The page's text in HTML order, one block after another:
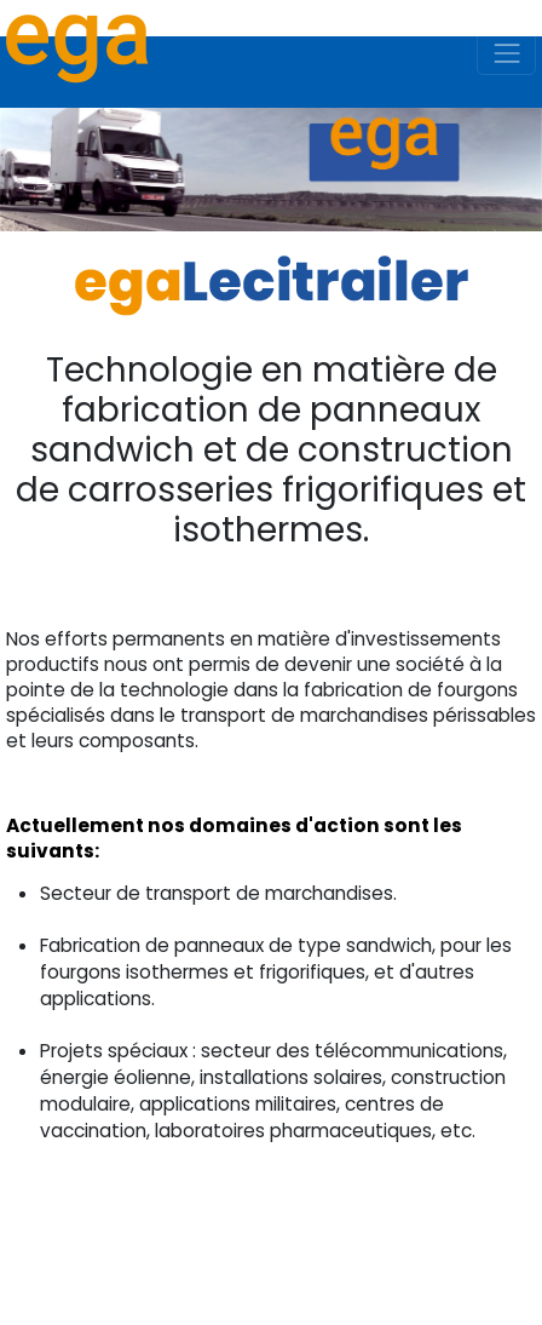
Technologie en matière de
fabrication de panneaux
sandwich et de construction
de carrosseries frigorifiques et
isothermes.
Nos efforts permanents en matière d'investissements
productifs nous ont permis de devenir une société à la
pointe de la technologie dans la fabrication de fourgons
spécialisés dans le transport de marchandises périssables
et leurs composants.
Actuellement nos domaines d'action sont les
suivants:
Secteur de transport de marchandises.
Fabrication de panneaux de type sandwich, pour les
fourgons isothermes et frigorifiques, et d'autres
applications.
Projets spéciaux : secteur des télécommunications,
énergie éolienne, installations solaires, construction
modulaire, applications militaires, centres de
vaccination, laboratoires pharmaceutiques, etc.